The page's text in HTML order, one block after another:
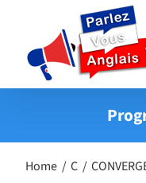
contenu
Home C